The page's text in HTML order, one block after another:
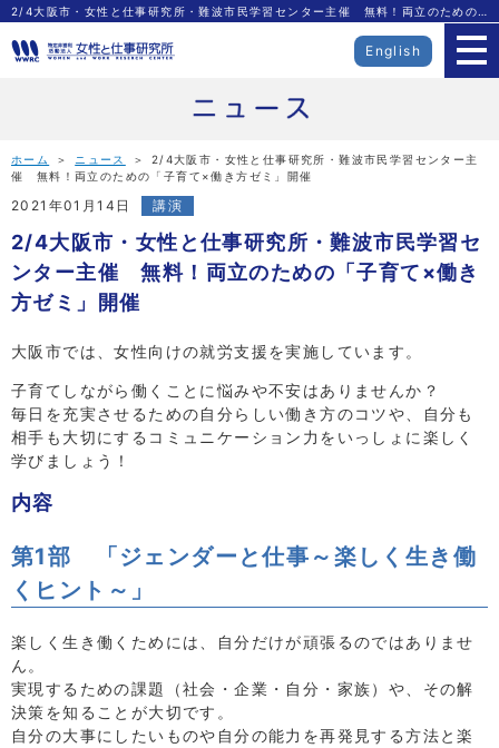
2/4大阪市・女性と仕事研究所・難波市民学習センター主催 無料！両立のための「子育て×働き方ゼミ」開催|特定非営利活動法人 女性と仕事研究所
English
ホーム ＞ ニュース
＞ 2/4大阪市・女性と仕事研究所・難波市民学習センター主
催 無料！両立のための「子育て×働き方ゼミ」開催
2021年01月14日 講演
2/4大阪市・女性と仕事研究所・難波市民学習セ
ンター主催 無料！両立のための「子育て×働き
方ゼミ」開催
大阪市では、女性向けの就労支援を実施しています。
子育てしながら働くことに悩みや不安はありませんか？
毎日を充実させるための自分らしい働き方のコツや、自分も
相手も大切にするコミュニケーション力をいっしょに楽しく
学びましょう！
内容
第1部 「ジェンダーと仕事～楽しく生き働
くヒント～」
楽しく生き働くためには、自分だけが頑張るのではありませ
ん。
実現するための課題（社会・企業・自分・家族）や、その解
決策を知ることが大切です。
自分の大事にしたいものや自分の能力を再発見する方法と楽